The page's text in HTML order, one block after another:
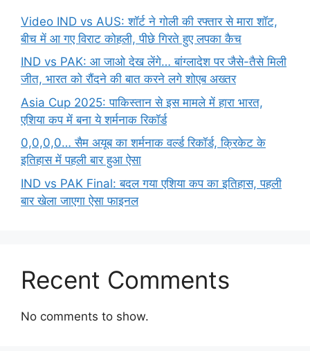
Video IND vs AUS: शॉर्ट ने गोली की रफ्तार से मारा शॉट,
बीच में आ गए विराट कोहली, पीछे गिरते हुए लपका कैच
IND vs PAK: आ जाओ देख लेंगे… बांग्लादेश पर जैसे-तैसे मिली
जीत, भारत को रौंदने की बात करने लगे शोएब अख्तर
Asia Cup 2025: पाकिस्तान से इस मामले में हारा भारत,
एशिया कप में बना ये शर्मनाक रिकॉर्ड
0,0,0,0… सैम अयूब का शर्मनाक वर्ल्ड रिकॉर्ड, क्रिकेट के
इतिहास में पहली बार हुआ ऐसा
IND vs PAK Final: बदल गया एशिया कप का इतिहास, पहली
बार खेला जाएगा ऐसा फाइनल
Recent Comments
No comments to show.